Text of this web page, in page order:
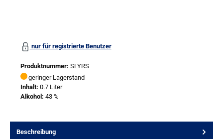
nur für registrierte Benutzer
Produktnummer: SLYRS
geringer Lagerstand
Inhalt: 0.7 Liter
Alkohol: 43 %
Beschreibung